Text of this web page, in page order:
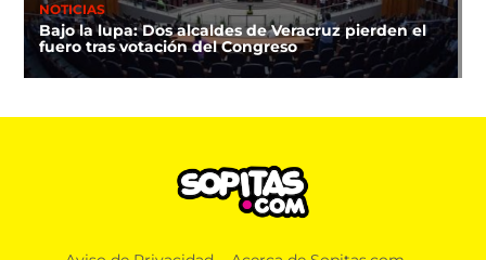
NOTICIAS
Bajo la lupa: Dos alcaldes de Veracruz pierden el
fuero tras votación del Congreso